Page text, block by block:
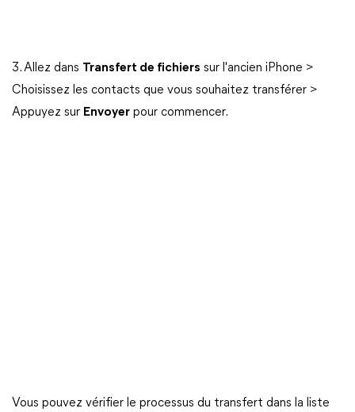
3. Allez dans Transfert de fichiers sur l'ancien iPhone >
Choisissez les contacts que vous souhaitez transférer >
Appuyez sur Envoyer pour commencer.
Vous pouvez vérifier le processus du transfert dans la liste